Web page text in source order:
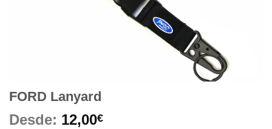
FORD Lanyard
Desde: 12,00€